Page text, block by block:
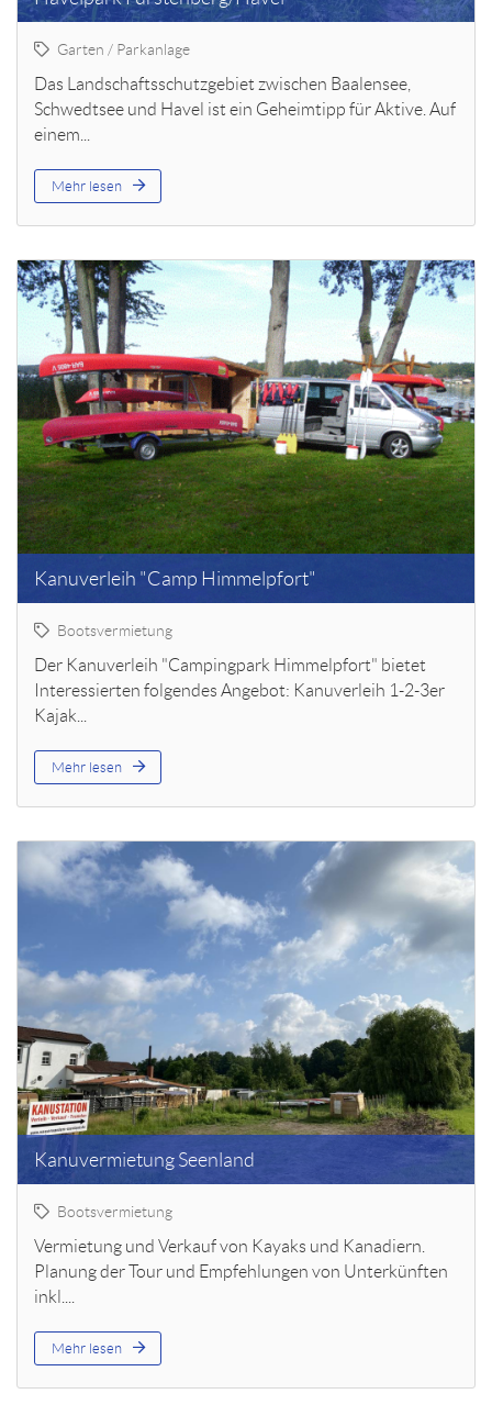
Garten / Parkanlage
Das Landschaftsschutzgebiet zwischen Baalensee,
Schwedtsee und Havel ist ein Geheimtipp für Aktive. Auf
einem...
Mehr lesen
Kanuverleih "Camp Himmelpfort"
Bootsvermietung
Der Kanuverleih "Campingpark Himmelpfort" bietet
Interessierten folgendes Angebot: Kanuverleih 1-2-3er
Kajak...
Mehr lesen
Kanuvermietung Seenland
Bootsvermietung
Vermietung und Verkauf von Kayaks und Kanadiern.
Planung der Tour und Empfehlungen von Unterkünften
inkl....
Mehr lesen